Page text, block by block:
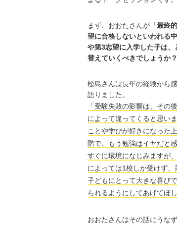
まず、おおたさんが 「最終
望に合格しないといわれる
や第3志望に入学した子は、
替えていくべきでしょうか？
松島さんは長年の経験から
語りました。
「受験失敗の影響は、その
によって違ってくると思い
ことや学びが好きになった
階で、もう勉強はイヤだと
すぐに環境になじみますが
によっては1校しか受けず
子どもにとって大きな喜び
られるようにしてあげてほ
おおたさんはその話にうな